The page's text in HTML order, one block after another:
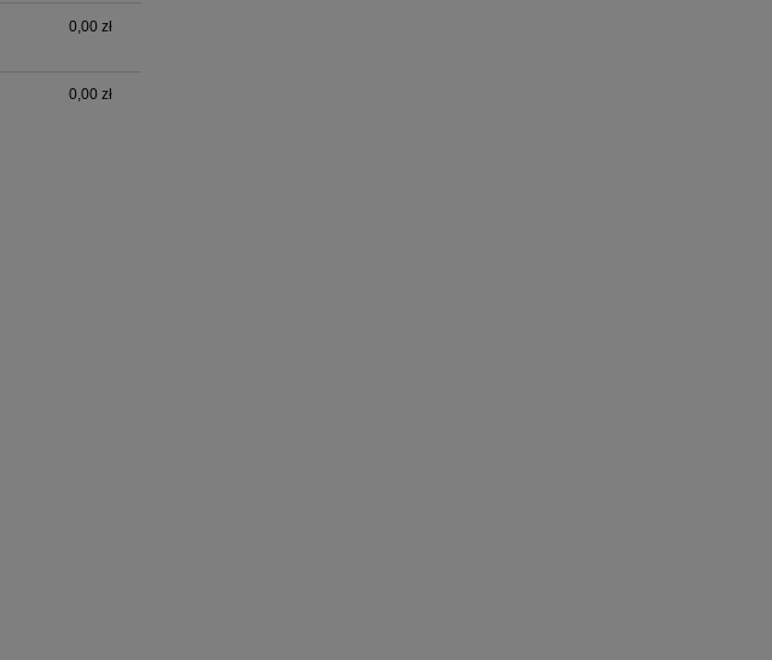
0,00 zł
0,00 zł